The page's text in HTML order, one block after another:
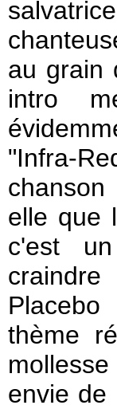
au grain
intro
"Infra-
elle que
c'est
thème
envie de